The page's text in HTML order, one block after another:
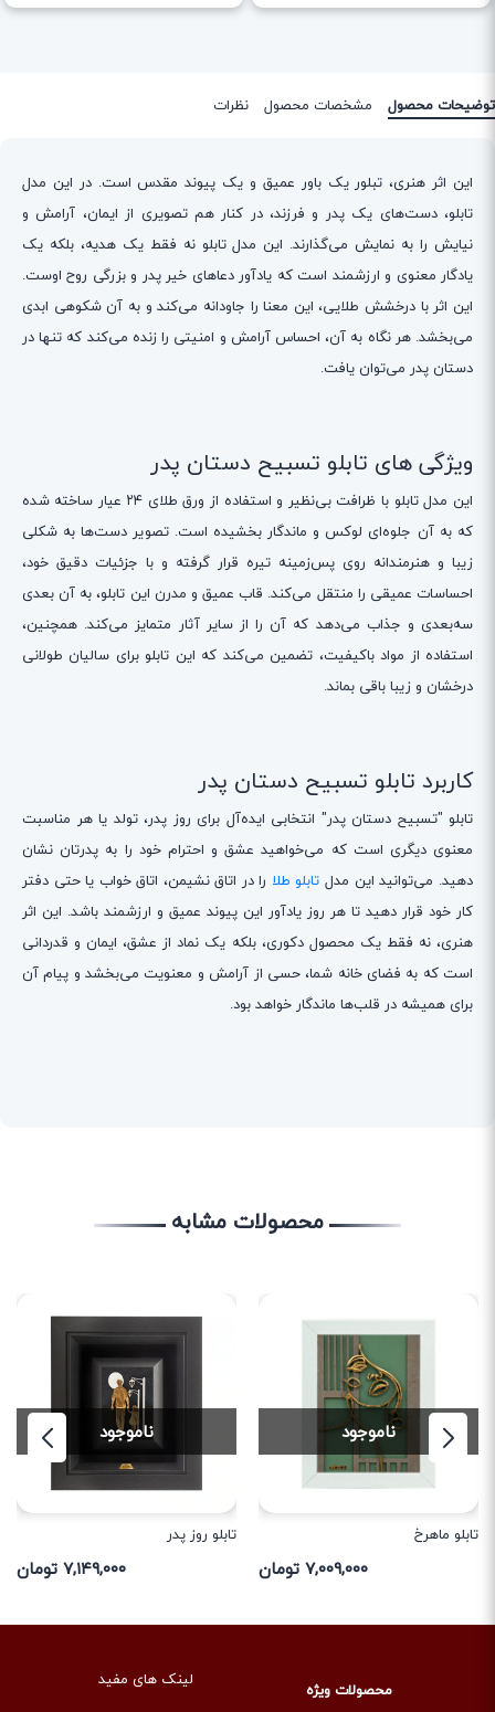
توضیحات محصول مشخصات محصول نظرات
این اثر هنری، تبلور یک باور عمیق و یک پیوند مقدس است. در این مدل
تابلو، دست‌های یک پدر و فرزند، در کنار هم تصویری از ایمان، آرامش و
نیایش را به نمایش می‌گذارند. این مدل تابلو نه فقط یک هدیه، بلکه یک
یادگار معنوی و ارزشمند است که یادآور دعاهای خیر پدر و بزرگی روح اوست.
این اثر با درخشش طلایی، این معنا را جاودانه می‌کند و به آن شکوهی ابدی
می‌بخشد. هر نگاه به آن، احساس آرامش و امنیتی را زنده می‌کند که تنها در
دستان پدر می‌توان یافت.
ویژگی های تابلو تسبیح دستان پدر
این مدل تابلو با ظرافت بی‌نظیر و استفاده از ورق طلای ۲۴ عیار ساخته شده
که به آن جلوه‌ای لوکس و ماندگار بخشیده است. تصویر دست‌ها به شکلی
زیبا و هنرمندانه روی پس‌زمینه تیره قرار گرفته و با جزئیات دقیق خود،
احساسات عمیقی را منتقل می‌کند. قاب عمیق و مدرن این تابلو، به آن بعدی
سه‌بعدی و جذاب می‌دهد که آن را از سایر آثار متمایز می‌کند. همچنین،
استفاده از مواد باکیفیت، تضمین می‌کند که این تابلو برای سالیان طولانی
درخشان و زیبا باقی بماند.
کاربرد تابلو تسبیح دستان پدر
تابلو "تسبیح دستان پدر" انتخابی ایده‌آل برای روز پدر، تولد یا هر مناسبت
معنوی دیگری است که می‌خواهید عشق و احترام خود را به پدرتان نشان
دهید. می‌توانید این مدل تابلو طلا را در اتاق نشیمن، اتاق خواب یا حتی دفتر
کار خود قرار دهید تا هر روز یادآور این پیوند عمیق و ارزشمند باشد. این اثر
هنری، نه فقط یک محصول دکوری، بلکه یک نماد از عشق، ایمان و قدردانی
است که به فضای خانه شما، حسی از آرامش و معنویت می‌بخشد و پیام آن
برای همیشه در قلب‌ها ماندگار خواهد بود.
محصولات مشابه
تابلو ماهرخ
۷,۰۰۹,۰۰۰ تومان
ناموجود
تابلو روز پدر
۷,۱۴۹,۰۰۰ تومان
ناموجود
محصولات ویژه
لینک های مفید